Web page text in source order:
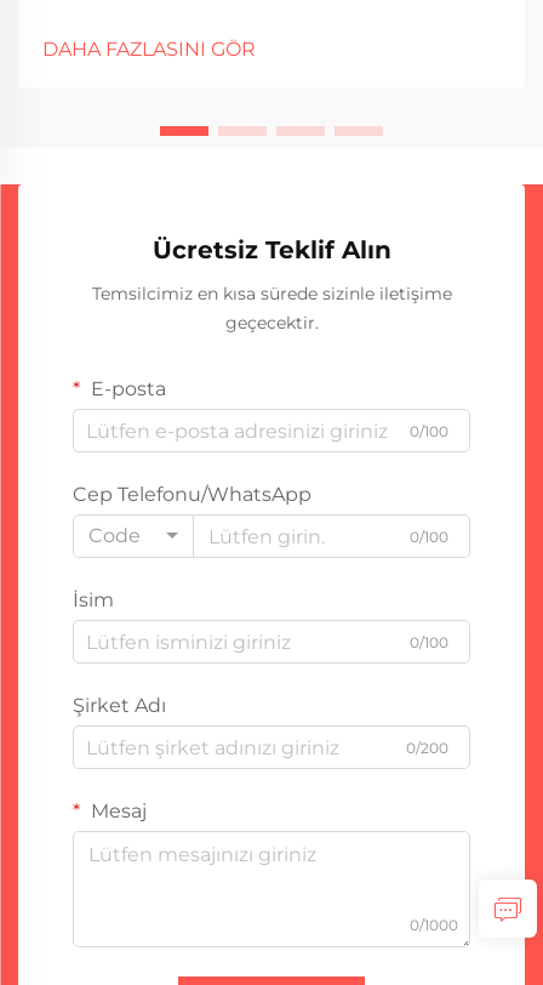
aslında iyi çalışmada önemli bir rol oynar. Daha fazla
amperi genellikle daha fazla ısı girer demek...
DAHA FAZLASINI GÖR
Ücretsiz Teklif Alın
Temsilcimiz en kısa sürede sizinle iletişime
geçecektir.
E-posta
0/100
Cep Telefonu/WhatsApp
Code
0/100
İsim
0/100
Şirket Adı
0/200
Mesaj
0/1000